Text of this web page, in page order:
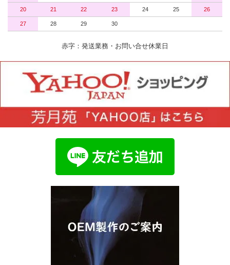
20 21 22 23 24 25 26
27 28 29 30
赤字：発送業務・お問い合せ休業日